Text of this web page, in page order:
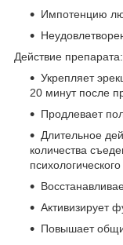
Импотенцию
Действие препарата:
Укрепляет
20 минут после
Продлевает
Длительное
количества
Активизирует
Повышает